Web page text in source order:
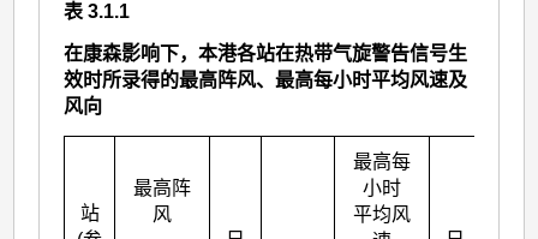
表 3.1.1
在康森影响下，本港各站在热带气旋警告信号生
效时所录得的最高阵风、最高每小时平均风速及
风向
站
最高阵
风
最高每
小时
平均风